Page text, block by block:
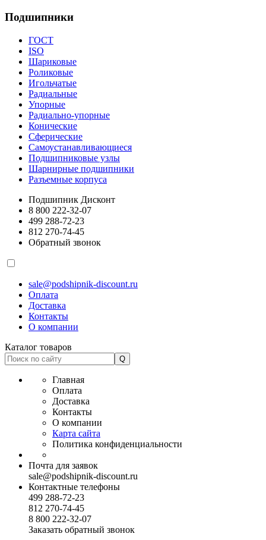
Подшипники
ГОСТ
ISO
Шариковые
Роликовые
Игольчатые
Радиальные
Упорные
Радиально-упорные
Конические
Сферические
Самоустанавливающиеся
Подшипниковые узлы
Шарнирные подшипники
Разъемные корпуса
Подшипник Дисконт
8 800 222-32-07
499 288-72-23
812 270-74-45
Обратный звонок
sale@podshipnik-discount.ru
Оплата
Доставка
Контакты
О компании
Каталог товаров
Главная
Оплата
Доставка
Контакты
О компании
Карта сайта
Политика конфиденциальности
Почта для заявок
sale@podshipnik-discount.ru
Контактные телефоны
499 288-72-23
812 270-74-45
8 800 222-32-07
Заказать обратный звонок